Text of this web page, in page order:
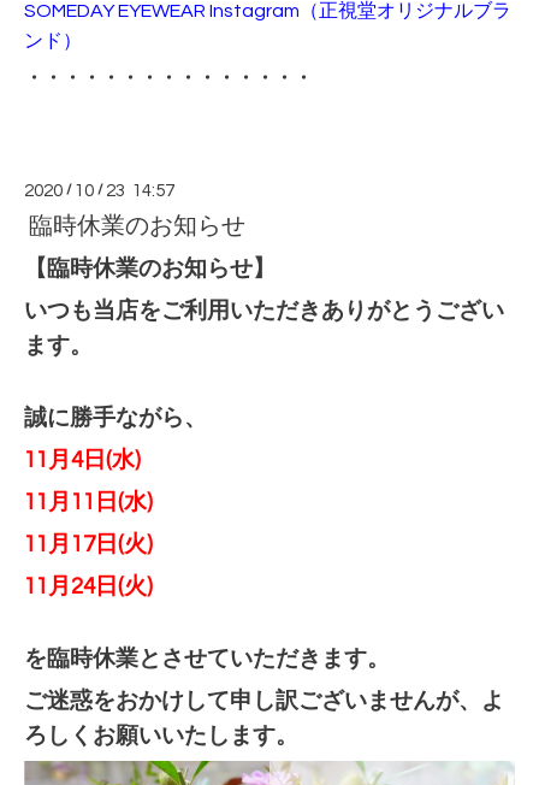
SOMEDAY EYEWEAR Instagram （正視堂オリジナルブラ
ンド）
・・・・・・・・・・・・・・・
2020 / 10 / 23 14:57
臨時休業のお知らせ
【臨時休業のお知らせ】
いつも当店をご利用いただきありがとうござい
ます。
誠に勝手ながら、
11月4日(水)
11月11日(水)
11月17日(火)
11月24日(火)
を臨時休業とさせていただきます。
ご迷惑をおかけして申し訳ございませんが、よ
ろしくお願いいたします。